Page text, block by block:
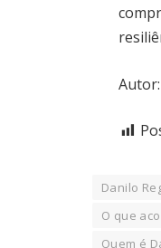
Autor:
Danilo
O que
Quem é